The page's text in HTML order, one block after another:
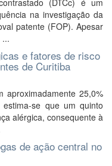
(DTCc) é um
na investigação da
patente (FOP). Apesar
e fatores de risco
de Curitiba
aproximadamente 25,0%
se que um quinto
alérgica, consequente à
de ação central no